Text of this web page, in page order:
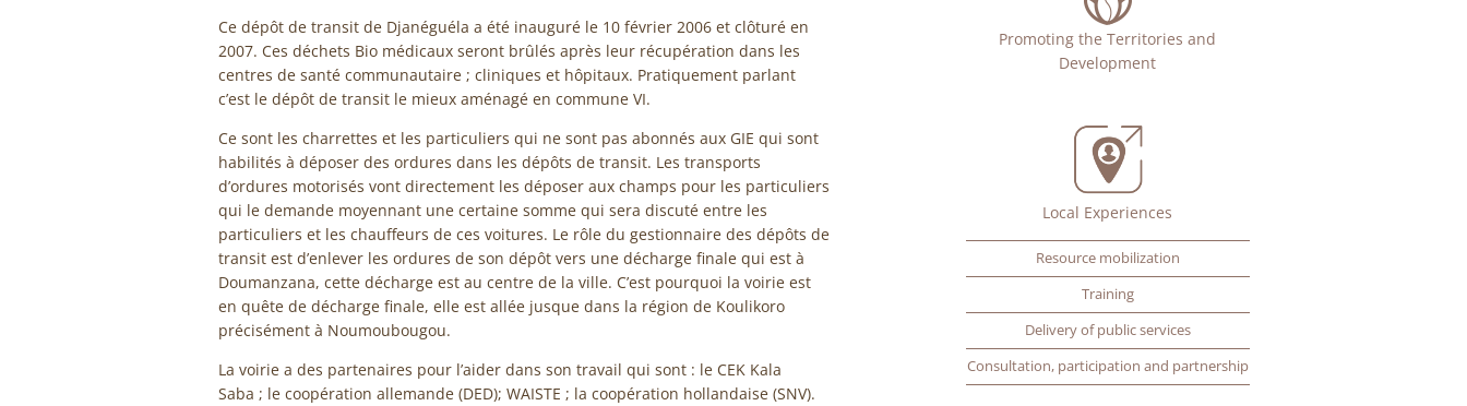
Ce dépôt de transit de Djanéguéla a été inauguré le 10 février 2006 et clôturé en
2007. Ces déchets Bio médicaux seront brûlés après leur récupération dans les
centres de santé communautaire ; cliniques et hôpitaux. Pratiquement parlant
c’est le dépôt de transit le mieux aménagé en commune VI.
Ce sont les charrettes et les particuliers qui ne sont pas abonnés aux GIE qui sont
habilités à déposer des ordures dans les dépôts de transit. Les transports
d’ordures motorisés vont directement les déposer aux champs pour les particuliers
qui le demande moyennant une certaine somme qui sera discuté entre les
particuliers et les chauffeurs de ces voitures. Le rôle du gestionnaire des dépôts de
transit est d’enlever les ordures de son dépôt vers une décharge finale qui est à
Doumanzana, cette décharge est au centre de la ville. C’est pourquoi la voirie est
en quête de décharge finale, elle est allée jusque dans la région de Koulikoro
précisément à Noumoubougou.
La voirie a des partenaires pour l’aider dans son travail qui sont : le CEK Kala
Saba ; le coopération allemande (DED); WAISTE ; la coopération hollandaise (SNV).
Promoting the Territories and
Development
Local Experiences
Resource mobilization
Training
Delivery of public services
Consultation, participation and partnership